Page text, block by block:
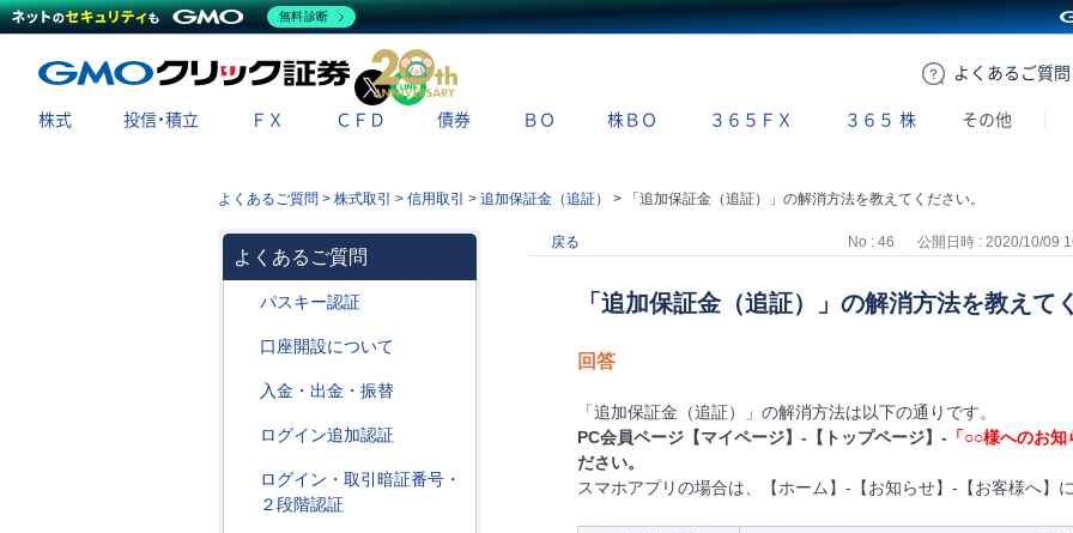
よくある ご質問
X
株式 投信・積立 ＦＸ ＣＦＤ 債券 ＢＯ 株ＢＯ ３６５ＦＸ ３６５ 株 その他
よくあるご質問 > 株式取引 > 信用取引 > 追加保証金（追証） > 「追加保証金（追証）」の解消方法を教えてください。
よくあるご質問
パスキー認証
口座開設について
入金・出金・振替
ログイン追加認証
ログイン・取引暗証番号・
２段階認証
戻る No : 46 公開日時 : 2020/10/09
「追加保証金（追証）」の解消方法を教えて
回答
「追加保証金（追証）」の解消方法は以下の通りです。
PC会員ページ【マイページ】-【トップページ】- 「○○様へのお
ださい。
スマホアプリの場合は、【ホーム】-【お知らせ】-【お客様へ】
無料診断